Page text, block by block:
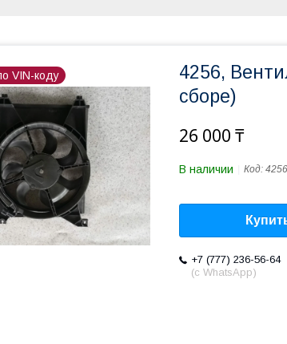
VIN-коду
4256,
сборе)
26 000 ₸
В наличии Код: 4256
+7 (777) 236-56-64
(с WhatsApp)